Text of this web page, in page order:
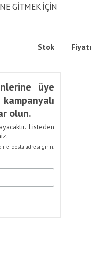
GITMEK IÇIN
Stok Fiyatı
üye
olun.
Listeden
e-posta adresi girin.